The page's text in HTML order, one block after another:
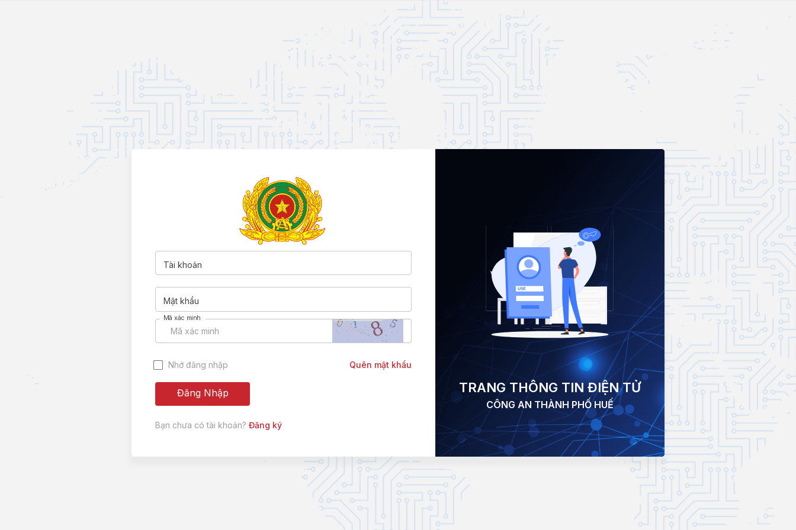
Tài khoản
Mật khẩu
Mã xác minh
Nhớ đăng nhập Quên mật khẩu
Đăng Nhập
Bạn chưa có tài khoản? Đăng ký
TRANG THÔNG TIN ĐIỆN TỬ
CÔNG AN THÀNH PHỐ HUẾ